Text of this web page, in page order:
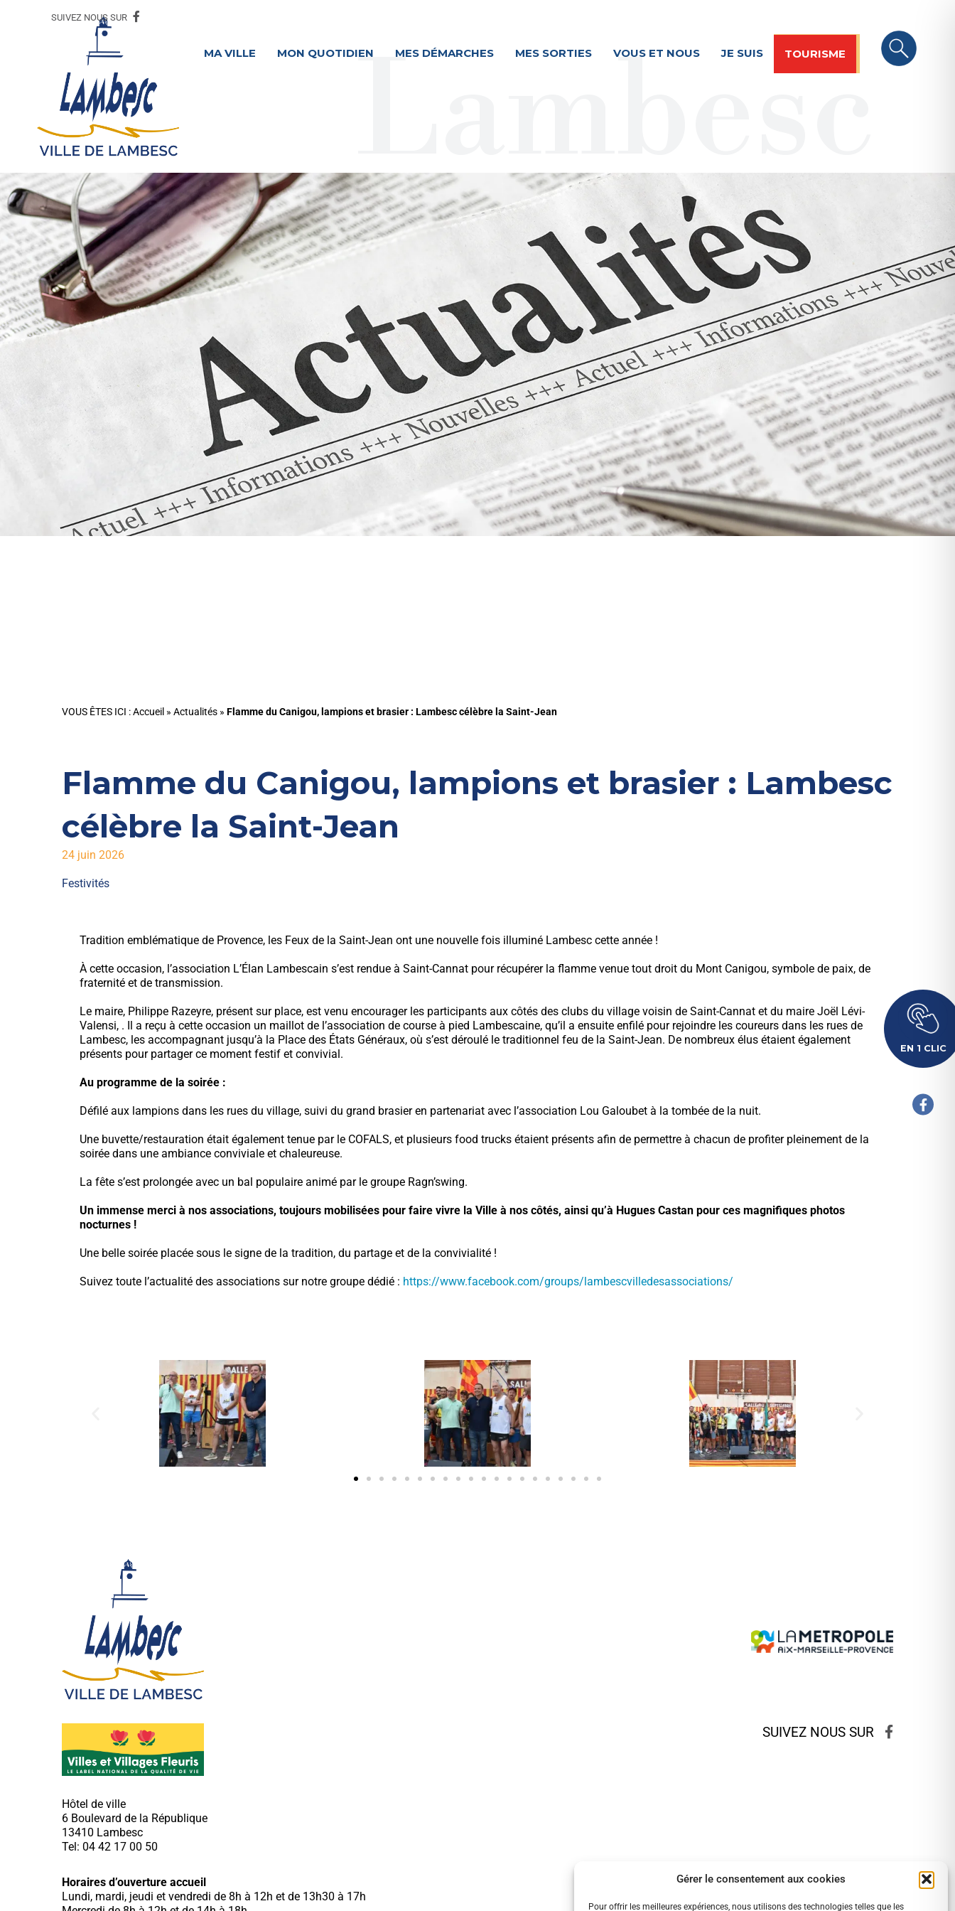
Gérer le consentement aux cookies
Pour offrir les meilleures expériences, nous utilisons des technologies telles que les
SUIVEZ NOUS SUR
MA VILLE MON QUOTIDIEN MES DÉMARCHES MES SORTIES VOUS ET NOUS JE SUIS TOURISME
EN 1 CLIC
VOUS ÊTES ICI :Accueil » Actualités » Flamme du Canigou, lampions et brasier : Lambesc célèbre la Saint-Jean
Flamme du Canigou, lampions et brasier : Lambesc
célèbre la Saint-Jean
24 juin 2026
Festivités
Tradition emblématique de Provence, les Feux de la Saint-Jean ont une nouvelle fois illuminé Lambesc cette année !
À cette occasion, l’association L’Élan Lambescain s’est rendue à Saint-Cannat pour récupérer la flamme venue tout droit du Mont Canigou, symbole de paix, de
fraternité et de transmission.
Le maire, Philippe Razeyre, présent sur place, est venu encourager les participants aux côtés des clubs du village voisin de Saint-Cannat et du maire Joël Lévi-
Valensi, . Il a reçu à cette occasion un maillot de l’association de course à pied Lambescaine, qu’il a ensuite enfilé pour rejoindre les coureurs dans les rues de
Lambesc, les accompagnant jusqu’à la Place des États Généraux, où s’est déroulé le traditionnel feu de la Saint-Jean. De nombreux élus étaient également
présents pour partager ce moment festif et convivial.
Au programme de la soirée :
Défilé aux lampions dans les rues du village, suivi du grand brasier en partenariat avec l’association Lou Galoubet à la tombée de la nuit.
Une buvette/restauration était également tenue par le COFALS, et plusieurs food trucks étaient présents afin de permettre à chacun de profiter pleinement de la
soirée dans une ambiance conviviale et chaleureuse.
La fête s’est prolongée avec un bal populaire animé par le groupe Ragn’swing.
Un immense merci à nos associations, toujours mobilisées pour faire vivre la Ville à nos côtés, ainsi qu’à Hugues Castan pour ces magnifiques photos
nocturnes !
Une belle soirée placée sous le signe de la tradition, du partage et de la convivialité !
Suivez toute l’actualité des associations sur notre groupe dédié : https://www.facebook.com/groups/lambescvilledesassociations/
Hôtel de ville
6 Boulevard de la République
13410 Lambesc
Tel: 04 42 17 00 50
Horaires d’ouverture accueil
Lundi, mardi, jeudi et vendredi de 8h à 12h et de 13h30 à 17h
SUIVEZ NOUS SUR